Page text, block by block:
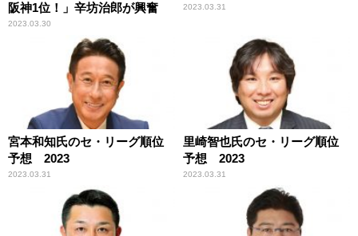
阪神1位！」辛坊治郎が興奮
2023.03.30
2023.03.31
宮本和知氏のセ・リーグ順位
予想 2023
2023.03.31
里崎智也氏のセ・リーグ順位
予想 2023
2023.03.31